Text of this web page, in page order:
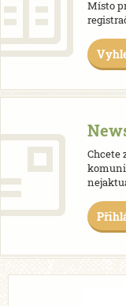
Místo
Chcete